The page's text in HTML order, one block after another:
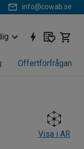
info@cowab.se
Offertförfrågan
Visa i AR